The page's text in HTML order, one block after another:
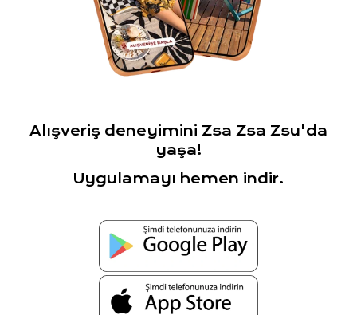
Alışveriş deneyimini Zsa Zsa Zsu'da
yaşa!
Uygulamayı hemen indir.